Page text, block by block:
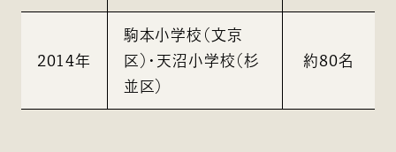
2014年
駒本小学校（文京
区）・天沼小学校（杉
並区）
約80名